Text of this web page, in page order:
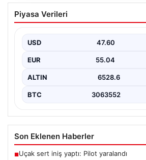
Altın fiyatları canlı 8 Nisan
fiyatları ne kadar oldu?
fiyatları
{ "title": "8 Nisan 2026 Altın Fiyatları
Çeyrek ve Cumhuriyet Altını…
Piyasa Verileri
USD 47.60
EUR 55.04
ALTIN 6528.6
BTC 3063552
Son Eklenen Haberler
■Uçak sert iniş yaptı: Pilot yaralandı